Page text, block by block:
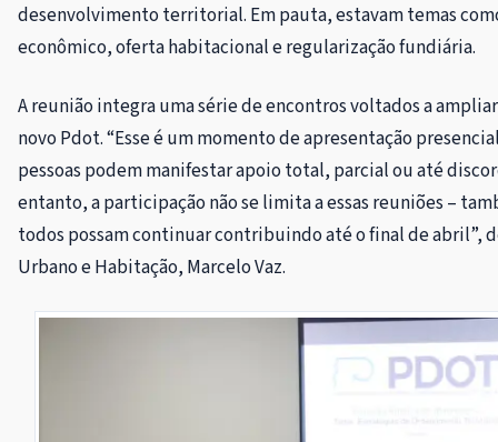
desenvolvimento territorial. Em pauta, estavam temas
econômico, oferta habitacional e regularização fundiária.
A reunião integra uma série de encontros voltados a
novo Pdot. “Esse é um momento de apresentação
pessoas podem manifestar apoio total, parcial ou até
entanto, a participação não se limita a essas reuniões –
todos possam continuar contribuindo até o final de abril”,
Urbano e Habitação, Marcelo Vaz.